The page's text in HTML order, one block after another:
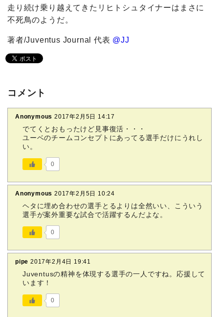
走り続け乗り越えてきたリヒトシュタイナーはまさに
不死鳥のようだ。
著者/Juventus Journal 代表 @JJ
コメント
Anonymous 2017年2月5日 14:17
でてくとおもったけど見事復活・・・
ユーベのチームコンセプトにあってる選手だけにうれし
い。
0
Anonymous 2017年2月5日 10:24
ヘタに埋め合わせの選手とるよりは全然いい、こういう
選手が案外重要な試合で活躍するんだよな。
0
pipe 2017年2月4日 19:41
Juventusの精神を体現する選手の一人ですね。応援して
います！
0